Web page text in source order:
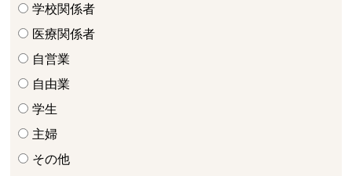
学校関係者
医療関係者
自営業
自由業
学生
主婦
その他